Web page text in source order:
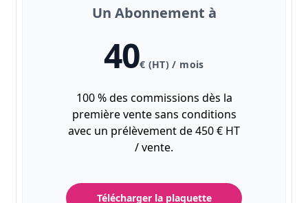
Un Abonnement à
40€ (HT) / mois
100 % des commissions dès la
première vente sans conditions
avec un prélèvement de 450 € HT
/ vente.
Télécharger la plaquette